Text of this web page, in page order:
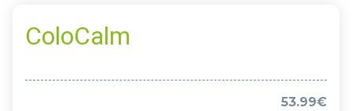
ColoCalm
53.99€